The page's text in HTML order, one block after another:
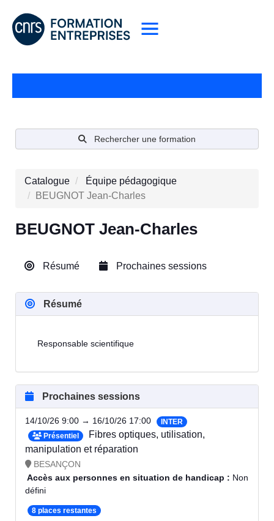
Rechercher une formation
Catalogue
Équipe pédagogique
BEUGNOT Jean-Charles
BEUGNOT Jean-Charles
Résumé Prochaines sessions
Résumé
Responsable scientifique
Prochaines sessions
14/10/26 9:00 → 16/10/26 17:00
INTER
Présentiel
Fibres optiques, utilisation,
manipulation et réparation
BESANÇON
Accès aux personnes en situation de handicap : Non
défini
8 places restantes